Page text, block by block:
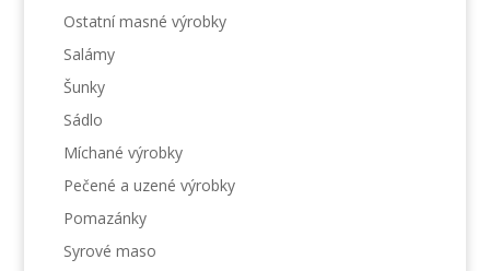
Ostatní masné výrobky
Salámy
Šunky
Sádlo
Míchané výrobky
Pečené a uzené výrobky
Pomazánky
Syrové maso